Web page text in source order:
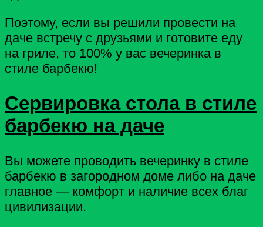
Поэтому, если вы решили провести на
даче встречу с друзьями и готовите еду
на гриле, то 100% у вас вечеринка в
стиле барбекю!
Сервировка стола в стиле
барбекю на даче
Вы можете проводить вечеринку в стиле
барбекю в загородном доме либо на даче
главное — комфорт и наличие всех благ
цивилизации.